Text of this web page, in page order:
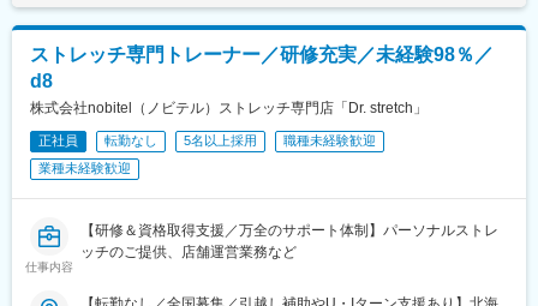
駅、近鉄名古屋駅、栄町駅(愛知県)、西高蔵駅、矢田駅(愛知県)、
木曽川駅、東海通駅、新豊橋駅、京都駅、祇園四条駅、鞍馬口
駅、北新地駅、谷町九丁目駅、日本橋駅(大阪府)、天王寺駅前駅、
肥後橋駅、千里中央駅(大阪モノレール)、桜ノ宮駅、岡本駅(兵庫
県)、甲子園駅、石屋川駅、祇園駅(福岡県)、天神南駅、朝倉街道
駅、平和通駅、元田中駅、奥沢駅、松原駅(東京都)、西太子堂駅、
代官山駅、池ノ上駅、新丸子駅、花隈駅、芦花公園駅、元町駅(兵
庫県)、神戸三宮駅(阪神)、ハーバーランド駅、上野広小路駅、京
岩本町駅、皆実町六丁目駅、春日駅(東京都)、倉敷市駅、豊島園駅
(都営線)、大和川駅、バスセンター前駅、永田町駅、学習院下駅、
川県)、東戸塚駅、モレラ岐阜駅、美濃青柳駅、名鉄名古屋駅、名
古屋駅、栄駅(愛知県)、久屋大通駅、矢場町駅、国際センター駅、
日進駅(愛知県)、熱田駅、長久手古戦場駅、ナゴヤドーム前矢田
瀬田駅(滋賀県)、東寺駅、京都河原町駅、北大路駅、西院駅(阪急
線)、高の原駅、大阪難波駅、西梅田駅、大阪上本町駅、樟葉駅、
近鉄日本橋駅、十三駅、なんば駅(南海線)、近鉄八尾駅、大阪阿部
野橋駅、東梅田駅、なんば駅(地下鉄)、横堤駅、大日駅、心斎橋
駅、北花田駅、大阪梅田駅(阪急線)、大阪梅田駅(阪神線)、河内天
美駅、京橋駅(大阪府)、天満橋駅、阿倍野駅(地下鉄)、淀屋橋駅、
千里中央駅(北大阪急行)、長堀橋駅、大阪駅、堺東駅、岡田浦駅、
ストレッチ専門トレーナー／研修充実／未経験98％／
d8
株式会社nobitel（ノビテル）ストレッチ専門店「Dr. stretch」
正社員 転勤なし 5名以上採用
職種未経験歓迎
業種未経験歓迎
仕事内容
【研修＆資格取得支援／万全のサポート体制】パーソナルストレ
ッチのご提供、店舗運営業務など